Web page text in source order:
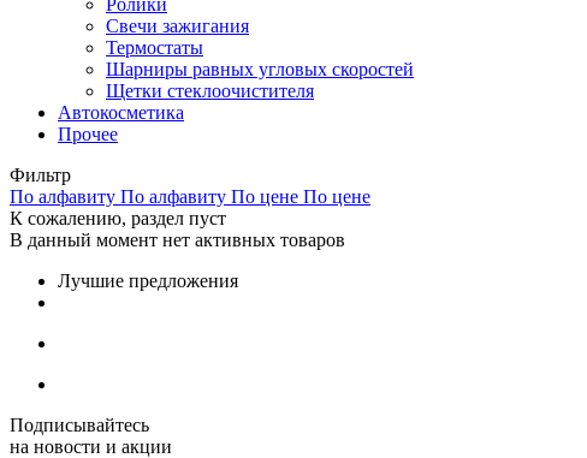
Свечи зажигания
Термостаты
Шарниры равных угловых скоростей
Щетки стеклоочистителя
Автокосметика
Прочее
Фильтр
По алфавиту По алфавиту По цене По цене
К сожалению, раздел пуст
В данный момент нет активных товаров
Лучшие предложения
Подписывайтесь
на новости и акции